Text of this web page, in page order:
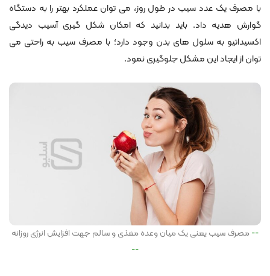
با مصرف یک عدد سیب در طول روز، می توان عملکرد بهتر را به دستگاه
گوارش هدیه داد. باید بدانید که امکان شکل گیری آسیب دیدگی
اکسیداتیو به سلول های بدن وجود دارد؛ با مصرف سیب به راحتی می
توان از ایجاد این مشکل جلوگیری نمود.
مصرف سیب یعنی یک میان وعده مغذی و سالم جهت افزایش انرژی روزانه